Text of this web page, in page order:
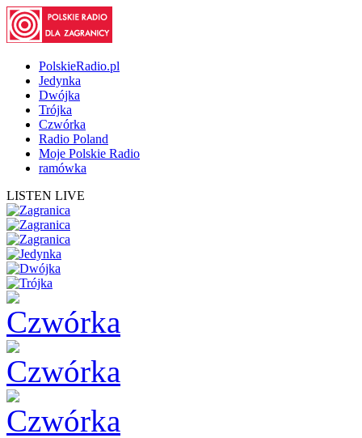
PolskieRadio.pl
Jedynka
Dwójka
Trójka
Czwórka
Radio Poland
Moje Polskie Radio
ramówka
LISTEN LIVE